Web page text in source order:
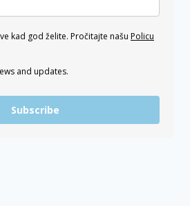
kad god želite. Pročitajte našu Policu
and updates.
Subscribe